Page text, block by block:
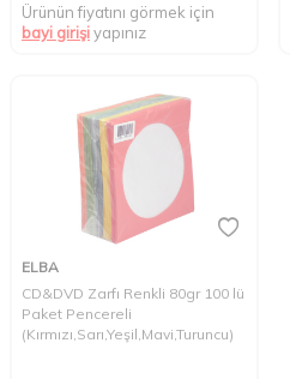
Ürünün fiyatını görmek için
bayi girişiyapınız
ELBA
CD&DVD Zarfı Renkli 80gr 100 lü
Paket Pencereli
(Kırmızı,Sarı,Yeşil,Mavi,Turuncu)